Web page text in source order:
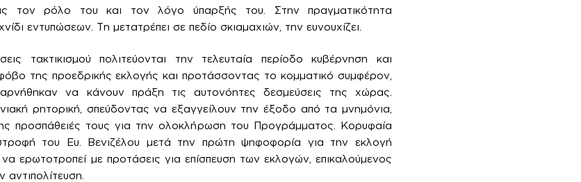
τον ρόλο του και τον λόγο ύπαρξής του. Στην πραγματικότητα
εντυπώσεων. Τη μετατρέπει σε πεδίο σκιαμαχιών, την ευνουχίζει.
τακτικισμού πολιτεύονται την τελευταία περίοδο κυβέρνηση και
της προεδρικής εκλογής και προτάσσοντας το κομματικό συμφέρον,
αρνήθηκαν να κάνουν πράξη τις αυτονόητες δεσμεύσεις της χώρας.
ρητορική, σπεύδοντας να εξαγγείλουν την έξοδο από τα μνημόνια,
προσπάθειές τους για την ολοκλήρωση του Προγράμματος. Κορυφαία
του Ευ. Βενιζέλου μετά την πρώτη ψηφοφορία για την εκλογή
ερωτοτροπεί με προτάσεις για επίσπευση των εκλογών, επικαλούμενος